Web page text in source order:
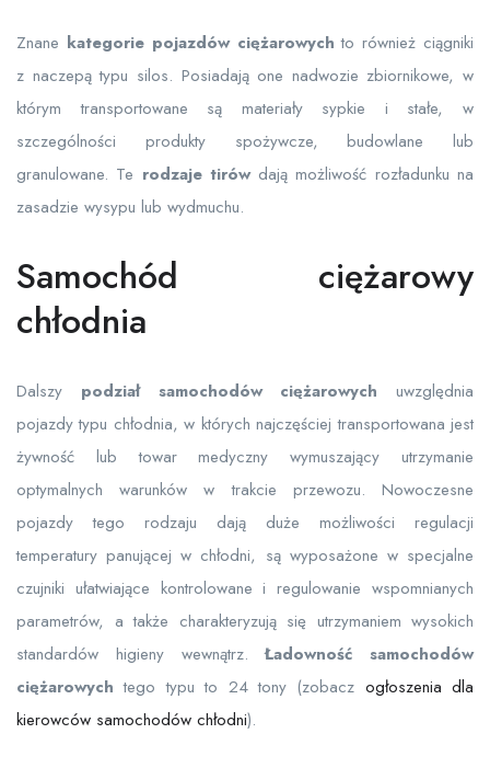
Znane kategorie pojazdów ciężarowychto również ciągniki
z naczepą typu silos. Posiadają one nadwozie zbiornikowe, w
którym transportowane są materiały sypkie i stałe, w
szczególności produkty spożywcze, budowlane lub
granulowane. Te rodzaje tirówdają możliwość rozładunku na
zasadzie wysypu lub wydmuchu.
Samochód ciężarowy
chłodnia
Dalszy podział samochodów ciężarowych uwzględnia
pojazdy typu chłodnia, w których najczęściej transportowana jest
żywność lub towar medyczny wymuszający utrzymanie
optymalnych warunków w trakcie przewozu. Nowoczesne
pojazdy tego rodzaju dają duże możliwości regulacji
temperatury panującej w chłodni, są wyposażone w specjalne
czujniki ułatwiające kontrolowane i regulowanie wspomnianych
parametrów, a także charakteryzują się utrzymaniem wysokich
standardów higieny wewnątrz.Ładowność samochodów
ciężarowych tego typu to 24 tony (zobacz ogłoszenia dla
kierowców samochodów chłodni).